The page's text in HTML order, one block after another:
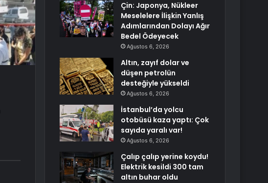
Çin: Japonya, Nükleer
Meselelere İlişkin Yanlış
Adımlarından Dolayı Ağır
Bedel Ödeyecek
Ağustos 6, 2026
Altın, zayıf dolar ve
düşen petrolün
desteğiyle yükseldi
Ağustos 6, 2026
İstanbul’da yolcu
otobüsü kaza yaptı: Çok
sayıda yaralı var!
Ağustos 6, 2026
Çalıp çalıp yerine koydu!
Elektrik kesildi 300 tam
altın buhar oldu